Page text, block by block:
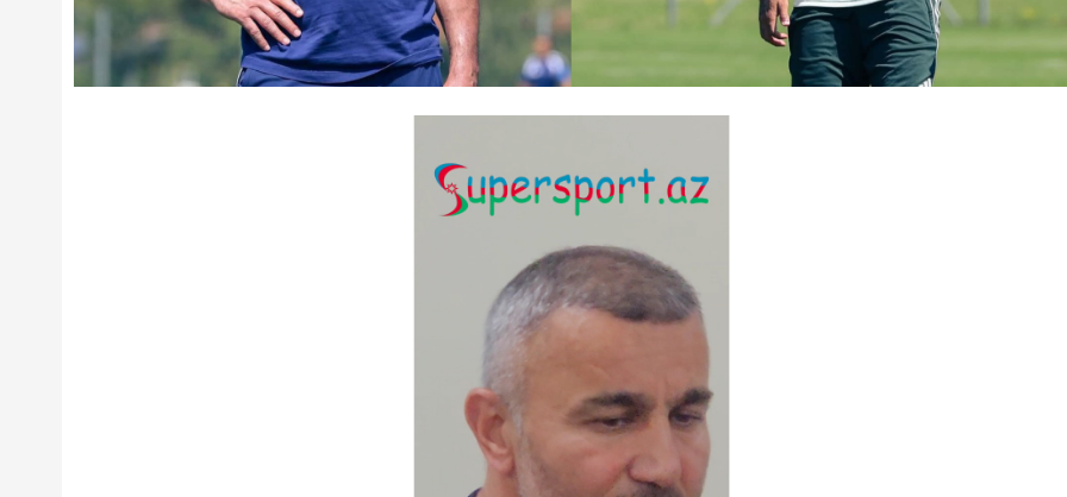
"Qarabağ" vəfat edən azarkeşi Zəfər
xatırladı - Video